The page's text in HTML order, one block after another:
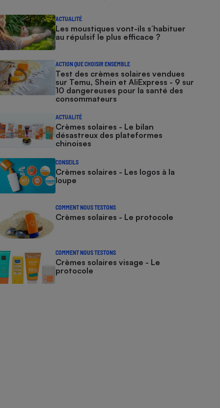
ACTUALITÉ
Les moustiques vont-ils s’habituer
au répulsif le plus efficace ?
ACTION QUE CHOISIR ENSEMBLE
Test des crèmes solaires vendues
sur Temu, Shein et AliExpress - 9 sur
10 dangereuses pour la santé des
consommateurs
ACTUALITÉ
Crèmes solaires - Le bilan
désastreux des plateformes
chinoises
CONSEILS
Crèmes solaires - Les logos à la
loupe
COMMENT NOUS TESTONS
Crèmes solaires - Le protocole
COMMENT NOUS TESTONS
Crèmes solaires visage - Le
protocole